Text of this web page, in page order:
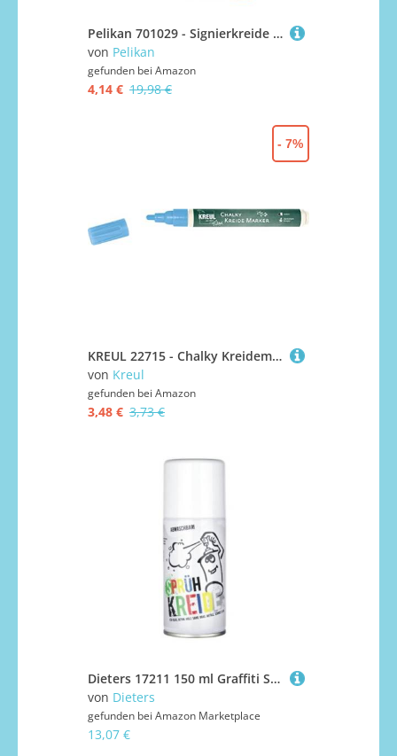
Pelikan 701029 - Signierkreide für rauhe Untergründe Schachtel mit 12 Stück, rot
von Pelikan
gefunden bei Amazon
4,14 € 19,98 €
KREUL 22715 - Chalky Kreidemarker Medium, Nordic Blue, mit formstabiler Rundspitze ca. 2 - 3 mm, matte, non - permanente Flüssigkreide, zum Zeichnen auf Tafeln, Memoboards oder Glasoberflächen
von Kreul
gefunden bei Amazon
3,48 € 3,73 €
- 7%
Dieters 17211 150 ml Graffiti Spray Kreide Kann
von Dieters
gefunden bei Amazon Marketplace
13,07 €